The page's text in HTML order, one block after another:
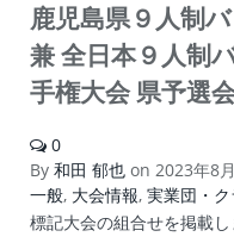
鹿児島県９人制
兼 全日本９人制
手権大会 県予選
0
By 和田 郁也 on 2023年8
一般, 大会情報, 実業団・
標記大会の組合せを掲載し